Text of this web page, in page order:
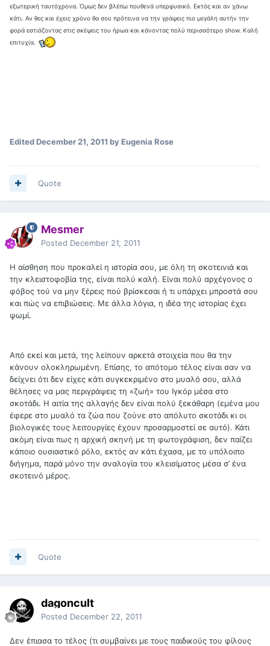
εξωτερική ταυτόχρονα. Όμως δεν βλέπω πουθενά υπερφυσικό. Εκτός και αν χάνω
κάτι. Αν θες και έχεις χρόνο θα σου πρότεινα να την γράψεις πιο μεγάλη αυτήν την
φορά εστιάζοντας στις σκέψεις του ήρωα και κάνοντας πολύ περισσότερο show. Καλή
επιτυχία.
EditedDecember 21, 2011 by Eugenia Rose
Quote
Mesmer
Posted December 21, 2011
Η αίσθηση που προκαλεί η ιστορία σου, με όλη τη σκοτεινιά και
την κλειστοφοβία της, είναι πολύ καλή. Είναι πολύ αρχέγονος ο
φόβος τού να μην ξέρεις πού βρίσκεσαι ή τι υπάρχει μπροστά σου
και πώς να επιβιώσεις. Με άλλα λόγια, η ιδέα της ιστορίας έχει
ψωμί.
Από εκεί και μετά, της λείπουν αρκετά στοιχεία που θα την
κάνουν ολοκληρωμένη. Επίσης, το απότομο τέλος είναι σαν να
δείχνει ότι δεν είχες κάτι συγκεκριμένο στο μυαλό σου, αλλά
θέλησες να μας περιγράψεις τη «ζωή» του Ιγκόρ μέσα στο
σκοτάδι. Η αιτία της αλλαγής δεν είναι πολύ ξεκάθαρη (εμένα μου
έφερε στο μυαλό τα ζώα που ζούνε στο απόλυτο σκοτάδι κι οι
βιολογικές τους λειτουργίες έχουν προσαρμοστεί σε αυτό). Κάτι
ακόμη είναι πως η αρχική σκηνή με τη φωτογράφιση, δεν παίζει
κάποιο ουσιαστικό ρόλο, εκτός αν κάτι έχασα, με το υπόλοιπο
διήγημα, παρά μόνο την αναλογία του κλεισίματος μέσα σ’ ένα
σκοτεινό μέρος.
Quote
dagoncult
Posted December 22, 2011
Δεν έπιασα το τέλος (τι συμβαίνει με τους παιδικούς του φίλους